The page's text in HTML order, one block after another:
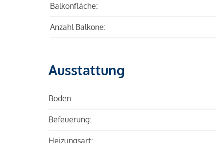
Balkonfläche:
Anzahl Balkone:
Ausstattung
Boden:
Befeuerung:
Heizungsart: